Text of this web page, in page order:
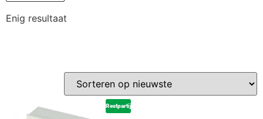
Enig resultaat
Restpartij